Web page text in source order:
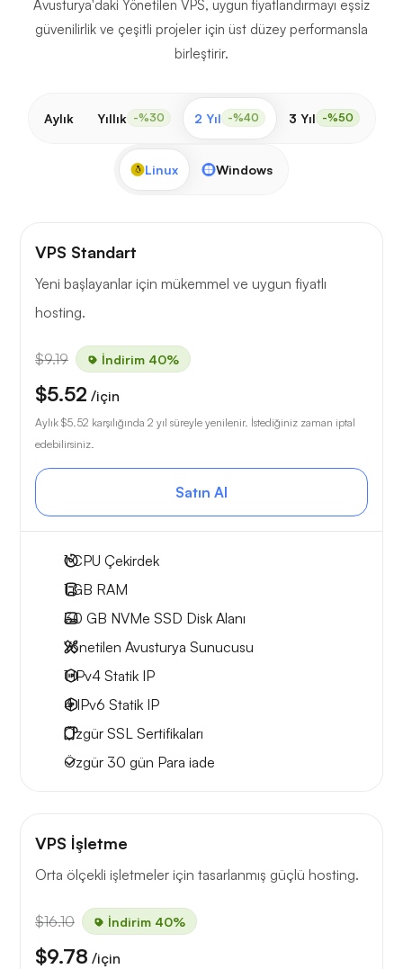
Avusturya'daki Yönetilen VPS, uygun fiyatlandırmayı eşsiz
güvenilirlik ve çeşitli projeler için üst düzey performansla
birleştirir.
Aylık Yıllık -%30 2 Yıl -%40 3 Yıl -%50
Linux Windows
VPS Standart
Yeni başlayanlar için mükemmel ve uygun fiyatlı
hosting.
$9.19 İndirim 40%
$5.52 /için
Aylık $5.52 karşılığında 2 yıl süreyle yenilenir. İstediğiniz zaman iptal
edebilirsiniz.
Satın Al
1CPU Çekirdek
1 GB RAM
30 GB NVMe SSD Disk Alanı
Yönetilen Avusturya Sunucusu
1 IPv4 Statik IP
4 IPv6 Statik IP
Özgür SSL Sertifikaları
Özgür 30 gün Para iade
VPS İşletme
Orta ölçekli işletmeler için tasarlanmış güçlü hosting.
$16.10 İndirim 40%
$9.78 /için